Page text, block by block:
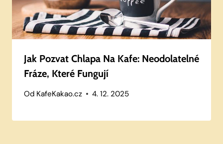
Jak Pozvat Chlapa Na Kafe: Neodolatelné
Fráze, Které Fungují
Od KafeKakao.cz 4. 12. 2025